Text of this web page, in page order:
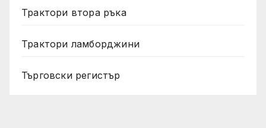
Трактори втора ръка
Трактори ламборджини
Търговски регистър